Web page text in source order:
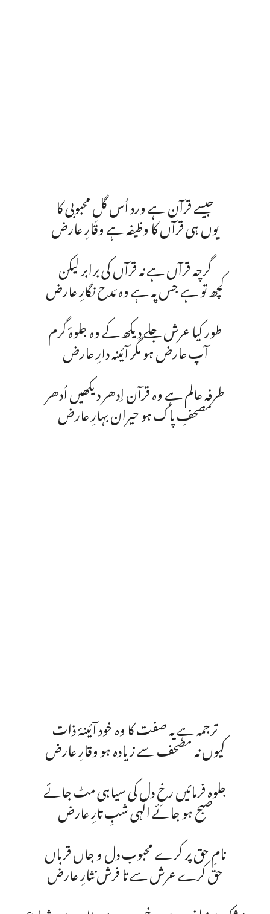
جیسے قرآن ہے ورد اُس گلِ محبوبی کا
یوں ہی قرآں کا وظیفہ ہے وقارِ عارض
گرچہ قرآں ہے نہ قرآں کی برابر لیکن
کچھ تو ہے جس پہ ہے وہ مَدح نگارِ عارض
طور کیا عرش جلے دیکھ کے وہ جلوۂ گرم
آپ عارض ہو مگر آئینہ دارِ عارض
طرفہ عالم ہے وہ قرآن اِدھر دیکھیں اُدھر
مصحفِ پاک ہو حیران بہارِ عارض
ترجمہ ہے یہ صفت کا وہ خود آئینۂ ذات
کیوں نہ مصحف سے زیادہ ہو وقارِ عارض
جلوہ فرمائیں رخِ دل کی سیاہی مٹ جائے
صبح ہو جائے الٰہی شبِ تارِ عارض
نامِ حق پر کرے محبوب دل و جاں قرباں
حق کرے عرش سے تا فرش نثارِ عارض